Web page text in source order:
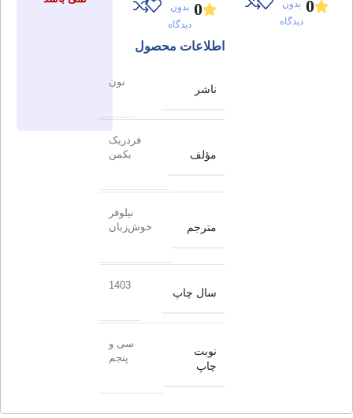
0 بدون
دیدگاه
0 بدون
دیدگاه
اطلاعات محصول
ناشر
نون
مؤلف
فردریک
بکمن
مترجم
نیلوفر
خوش‌زبان
سال چاپ
1403
نوبت
چاپ
سی و
پنجم